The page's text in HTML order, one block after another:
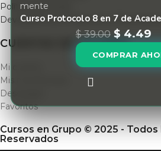
Políticas de envío
Devolución de Productos y
CUENTAS DE USUARIO
Mi cuenta
Mis membresias
Descargas
Favoritos
Cursos en Grupo © 2025 -
Reservados
Curso Protocolo 8 en 7 de
$39.00 $ 4.49
COMPRAR